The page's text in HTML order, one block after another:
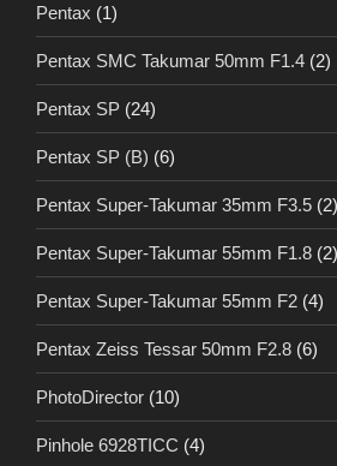
Pentax (1)
Pentax SMC Takumar 50mm F1.4 (2)
Pentax SP (24)
Pentax SP (B) (6)
Pentax Super-Takumar 35mm F3.5 (2)
Pentax Super-Takumar 55mm F1.8 (2)
Pentax Super-Takumar 55mm F2 (4)
Pentax Zeiss Tessar 50mm F2.8 (6)
PhotoDirector (10)
Pinhole 6928TICC (4)